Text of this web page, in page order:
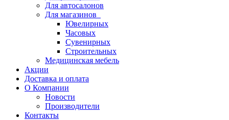
Для автосалонов
Для магазинов
Ювелирных
Часовых
Сувенирных
Строительных
Медицинская мебель
Акции
Доставка и оплата
О Компании
Новости
Производители
Контакты